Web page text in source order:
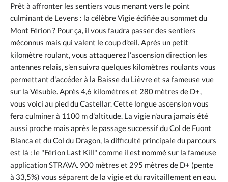
Prêt à affronter les sentiers vous menant vers le point
culminant de Levens : la célèbre Vigie édifiée au sommet du
Mont Férion ? Pour ça, il vous faudra passer des sentiers
méconnus mais qui valent le coup d'œil. Après un petit
kilomètre roulant, vous attaquerez l'ascension direction les
antennes relais, s'en suivra quelques kilomètres roulants vous
permettant d'accéder à la Baisse du Lièvre et sa fameuse vue
sur la Vésubie. Après 4,6 kilomètres et 280 mètres de D+,
vous voici au pied du Castellar. Cette longue ascension vous
fera culminer à 1100 m d'altitude. La vigie n'aura jamais été
aussi proche mais après le passage successif du Col de Fuont
Blanca et du Col du Dragon, la difficulté principale du parcours
est là : le "Férion Last Kill" comme il est nommé sur la fameuse
application STRAVA. 900 mètres et 295 mètres de D+ (pente
à 33,5%) vous séparent de la vigie et du ravitaillement en eau.